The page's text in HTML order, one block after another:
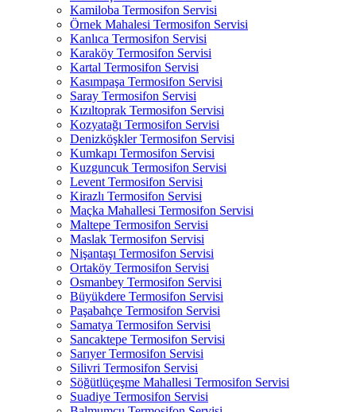
Kamiloba Termosifon Servisi
Örnek Mahalesi Termosifon Servisi
Kanlıca Termosifon Servisi
Karaköy Termosifon Servisi
Kartal Termosifon Servisi
Kasımpaşa Termosifon Servisi
Saray Termosifon Servisi
Kızıltoprak Termosifon Servisi
Kozyatağı Termosifon Servisi
Denizköşkler Termosifon Servisi
Kumkapı Termosifon Servisi
Kuzguncuk Termosifon Servisi
Levent Termosifon Servisi
Kirazlı Termosifon Servisi
Maçka Mahallesi Termosifon Servisi
Maltepe Termosifon Servisi
Maslak Termosifon Servisi
Nişantaşı Termosifon Servisi
Ortaköy Termosifon Servisi
Osmanbey Termosifon Servisi
Büyükdere Termosifon Servisi
Paşabahçe Termosifon Servisi
Samatya Termosifon Servisi
Sancaktepe Termosifon Servisi
Sarıyer Termosifon Servisi
Silivri Termosifon Servisi
Söğütlüçeşme Mahallesi Termosifon Servisi
Suadiye Termosifon Servisi